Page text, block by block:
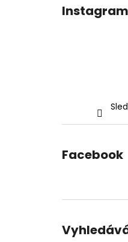
Instagram
Facebook